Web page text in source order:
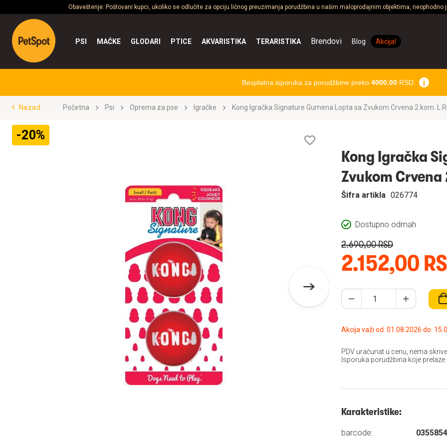
Obaveštenje: Poštovani kupci, ukoliko se odlučite za opciju ličnog preuzimanja porudžbina u našim maloprodajnim objektima,
PSI MAČKE GLODARI PTICE AKVARISTIKA TERARISTIKA Brendovi Blog Akcija!
Besplatna isporuka za porudžbine preko 4000.00RSD.
Nazad Početna Psi Oprema za pse Igračke Kong Igračka Signature Gumena Lopta sa Zvukom Crvena 2 kom. L
-20%
želja
Kong Igračka
Zvukom Crvena
Dostupno odmah
Šifra artikla 026774
2.152,00
2.690,00 RSD
Akcija važi od:
PDV uračunat u cenu, nema
Isporuka porudžbina koje
Karakteristike:
barcode: